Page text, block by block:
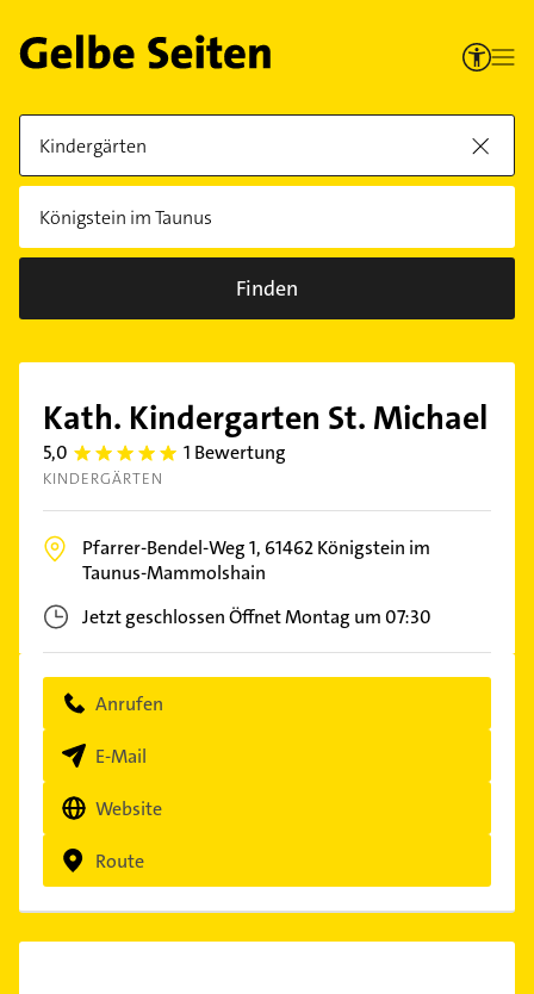
Finden
Kath. Kindergarten St. Michael
5,0 5.0 1 Bewertung
KINDERGÄRTEN
Pfarrer-Bendel-Weg 1, 61462Königstein im
Taunus-Mammolshain
Jetzt geschlossenÖffnet Montag um 07:30
Anrufen
E-Mail
Website
Route